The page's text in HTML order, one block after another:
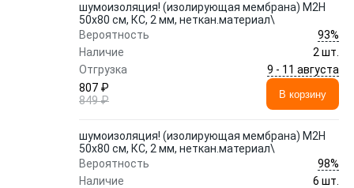
шумоизоляция! (изолирующая мембрана) М2Н
50x80 см, КС, 2 мм, неткан.материал\
Вероятность
93%
Наличие
2 шт.
Отгрузка
9 - 11 августа
807 ₽
849 ₽
В корзину
шумоизоляция! (изолирующая мембрана) М2Н
50x80 см, КС, 2 мм, неткан.материал\
Вероятность
98%
Наличие
6 шт.